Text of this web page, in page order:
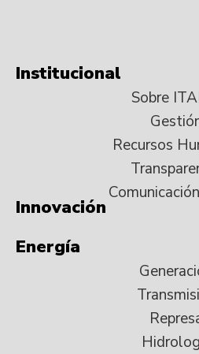
Institucional
Sobre
Recursos
Innovación
Energía